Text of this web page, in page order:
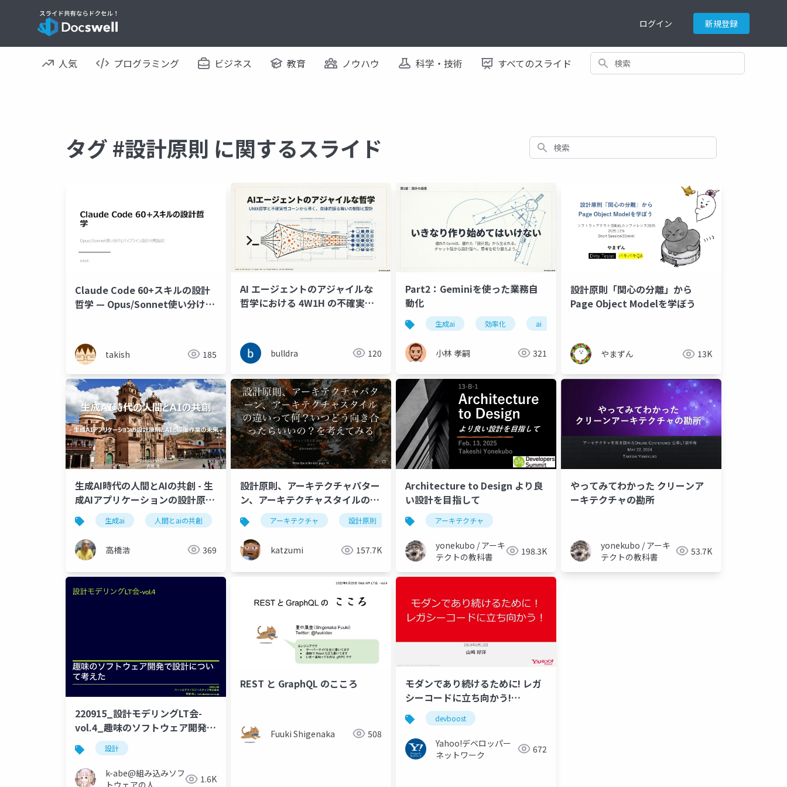
ログイン 新規登録
人気 プログラミング ビジネス 教育 ノウハウ 科学・技術 すべてのスライド 検索
タグ #設計原則 に関するスライド 検索
Claude Code 60+スキルの設計
哲学 — Opus/Sonnet使い分けと
takish 185
AI エージェントのアジャイルな
哲学における 4W1H の不確実性
検討
bulldra 120
Part2：Geminiを使った業務自
動化
生成ai 効率化 ai
小林 孝嗣 321
設計原則「関心の分離」から
Page Object Modelを学ぼう
やまずん 13K
生成AI時代の人間とAIの共創 - 生
成AIアプリケーションの設計原則
とAIと協働作業の未来 -
生成ai 人間とaiの共創 設計原則 生成aiアプリケーション
高橋浩 369
設計原則、アーキテクチャパター
ン、アーキテクチャスタイルの違
いって何？いつどう向き合ったら
いいの？を考えてみる
アーキテクチャ 設計原則
katzumi 157.7K
Architecture to Design より良
い設計を目指して
アーキテクチャ
yonekubo / アーキ
テクトの教科書
198.3K
やってみてわかった クリーンア
ーキテクチャの勘所
yonekubo / アーキ
テクトの教科書
53.7K
220915_設計モデリングLT会-
vol.4_趣味のソフトウェア開発で
設計について考えた
設計
k-abe@組み込みソフ
1.6K
REST と GraphQL のこころ
Fuuki Shigenaka 508
モダンであり続けるために! レガ
シーコードに立ち向かう!
#devboost
devboost
Yahoo!デベロッパー
ネットワーク
672